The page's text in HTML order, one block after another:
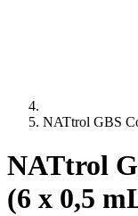
NATtrol GBS
NATtrol
(6 x 0,5